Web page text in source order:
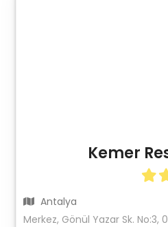
Kemer
Antalya
Merkez, Gönül Yazar Sk.